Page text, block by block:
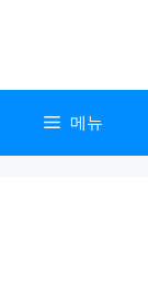
로
메뉴